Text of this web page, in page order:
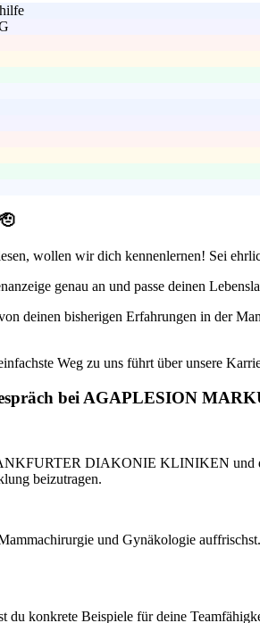
wollen wir dich kennenlernen! Sei
genau an und passe deinen
deinen bisherigen Erfahrungen in der
Weg zu uns führt über unsere
bei AGAPLESION
DIAKONIE KLINIKEN und
beizutragen.
und Gynäkologie
konkrete Beispiele für deine